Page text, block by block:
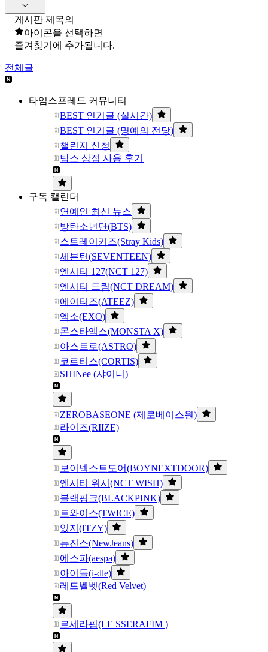
게시판 제목의
아이콘을 선택하면
즐겨찾기에 추가됩니다.
전체글
타임스프레드 커뮤니티
BEST 인기글 (실시간)
BEST 인기글 (명예의 전당)
챌린지 신청
탐스 상점 사용 후기
구독 캘린더
연예인 최신 뉴스
방탄소년단(BTS)
스트레이키즈(Stray Kids)
세븐틴(SEVENTEEN)
엔시티 127(NCT 127)
엔시티 드림(NCT DREAM)
에이티즈(ATEEZ)
엑소(EXO)
몬스타엑스(MONSTA X)
아스트로(ASTRO)
코르티스(CORTIS)
SHINee (샤이니)
ZEROBASEONE (제로베이스원)
라이즈(RIIZE)
보이넥스트도어(BOYNEXTDOOR)
엔시티 위시(NCT WISH)
블랙핑크(BLACKPINK)
트와이스(TWICE)
있지(ITZY)
뉴진스(NewJeans)
에스파(aespa)
아이들(i-dle)
레드벨벳(Red Velvet)
르세라핌(LE SSERAFIM )